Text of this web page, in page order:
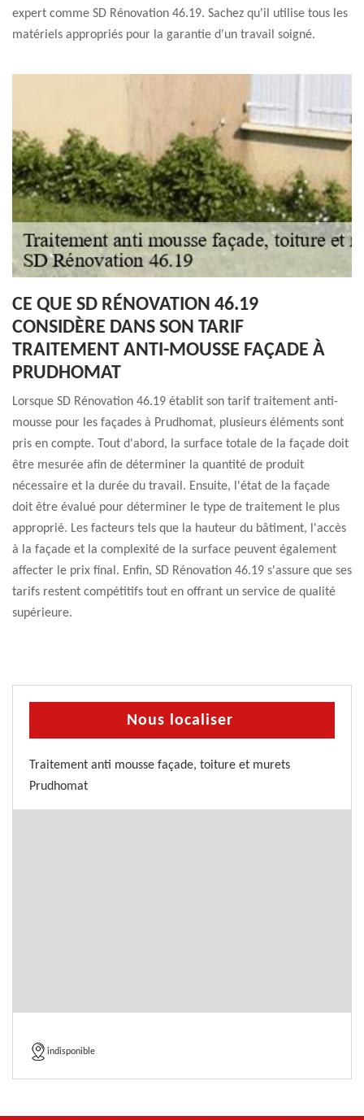
expert comme SD Rénovation 46.19. Sachez qu'il utilise tous les
matériels appropriés pour la garantie d'un travail soigné.
CE QUE SD RÉNOVATION 46.19
CONSIDÈRE DANS SON TARIF
TRAITEMENT ANTI-MOUSSE FAÇADE À
PRUDHOMAT
Lorsque SD Rénovation 46.19 établit son tarif traitement anti-
mousse pour les façades à Prudhomat, plusieurs éléments sont
pris en compte. Tout d'abord, la surface totale de la façade doit
être mesurée afin de déterminer la quantité de produit
nécessaire et la durée du travail. Ensuite, l'état de la façade
doit être évalué pour déterminer le type de traitement le plus
approprié. Les facteurs tels que la hauteur du bâtiment, l'accès
à la façade et la complexité de la surface peuvent également
affecter le prix final. Enfin, SD Rénovation 46.19 s'assure que ses
tarifs restent compétitifs tout en offrant un service de qualité
supérieure.
Nous localiser
Traitement anti mousse façade, toiture et murets
Prudhomat
indisponible